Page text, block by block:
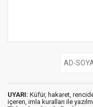
UYARI: Küfür, hakaret,
içeren, imla kuralları ile